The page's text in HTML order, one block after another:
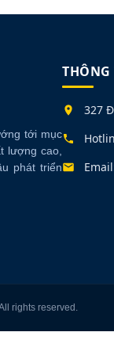
tới mục
lượng cao,
phát triển
327
rights reserved.